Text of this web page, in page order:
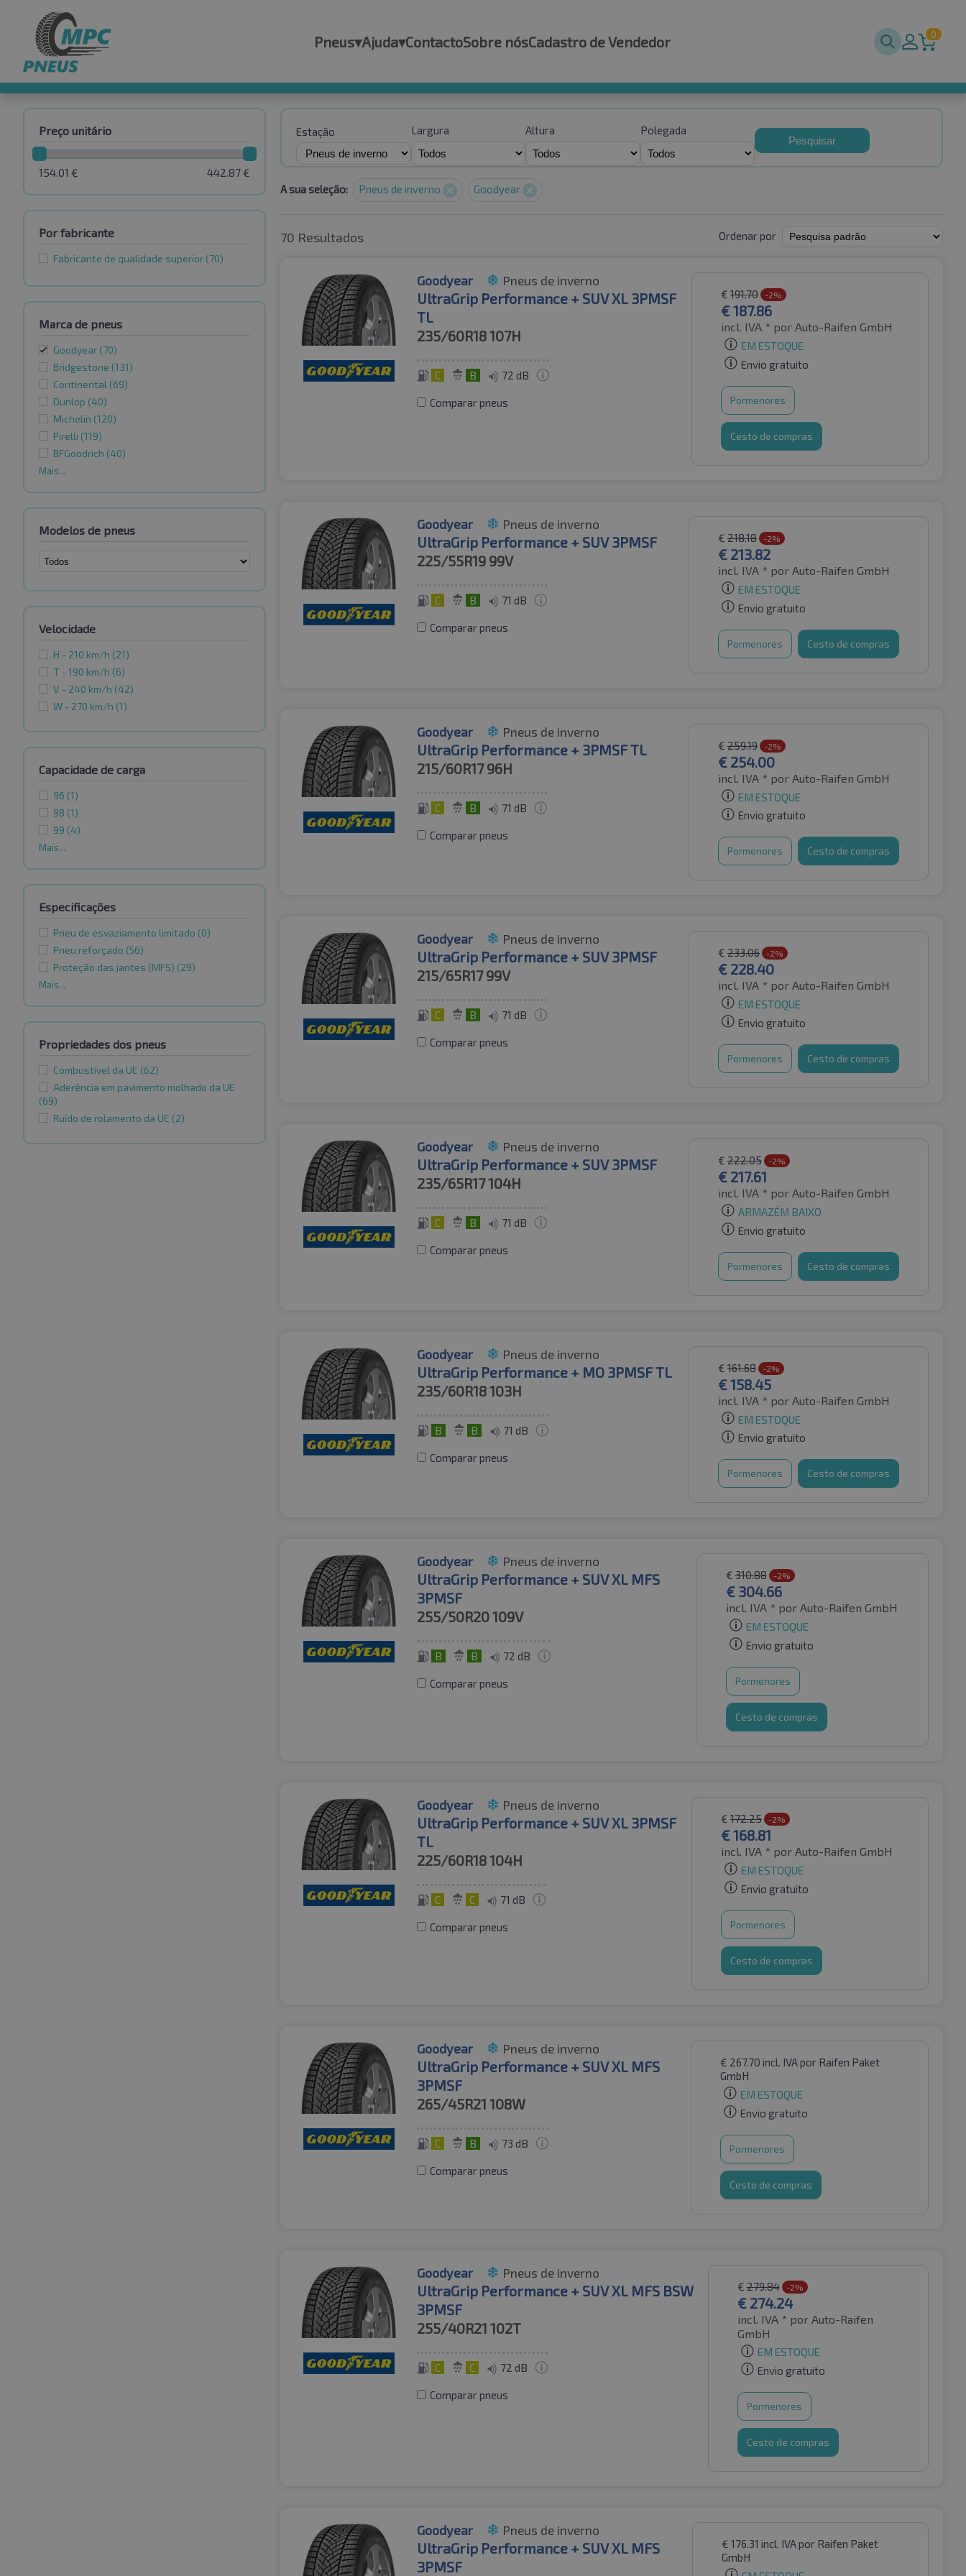
Pneus▾Ajuda▾ContactoSobre nósCadastro de Vendedor 0
Preço unitário
442.87 €
154.01 €
Por fabricante
Fabricante de qualidade superior (70)
Marca de pneus
Goodyear (70)
Bridgestone (131)
Continental (69)
Dunlop (40)
Michelin (120)
Pirelli (119)
BFGoodrich (40)
Mais...
Modelos de pneus
Velocidade
H - 210 km/h (21)
T - 190 km/h (6)
V - 240 km/h (42)
W - 270 km/h (1)
Capacidade de carga
96 (1)
98 (1)
99 (4)
Mais...
Especificações
Pneu de esvaziamento limitado (0)
Pneu reforçado (56)
Proteção das jantes (MFS) (29)
Mais...
Propriedades dos pneus
Combustível da UE (62)
Aderência em pavimento molhado da UE
(69)
Ruído de rolamento da UE (2)
Estação Largura Altura Polegada
Pesquisar
A sua seleção: Pneus de inverno Goodyear
70 Resultados Ordenar por
Goodyear Pneus de inverno
UltraGrip Performance + SUV XL 3PMSF
TL
235/60R18107H
C B 72 dB
Comparar pneus
€ 191.70 -2%
€187.86
incl. IVA * por Auto-Raifen GmbH
EM ESTOQUE
Envio gratuito
Pormenores
Cesto de compras
Goodyear Pneus de inverno
UltraGrip Performance + SUV 3PMSF
225/55R19 99V
C B 71 dB
Comparar pneus
€ 218.18 -2%
€ 213.82
incl. IVA * por Auto-Raifen GmbH
EM ESTOQUE
Envio gratuito
Pormenores Cesto de compras
Goodyear Pneus de inverno
UltraGrip Performance + 3PMSF TL
215/60R1796H
C B 71 dB
Comparar pneus
€ 259.19 -2%
€ 254.00
incl. IVA * por Auto-Raifen GmbH
EM ESTOQUE
Envio gratuito
Pormenores Cesto de compras
Goodyear Pneus de inverno
UltraGrip Performance + SUV 3PMSF
215/65R1799V
C B 71 dB
Comparar pneus
€ 233.06 -2%
€ 228.40
incl. IVA * por Auto-Raifen GmbH
EM ESTOQUE
Envio gratuito
Pormenores Cesto de compras
Goodyear Pneus de inverno
UltraGrip Performance + SUV 3PMSF
235/65R17104H
C B 71 dB
Comparar pneus
€ 222.05 -2%
€ 217.61
incl. IVA * por Auto-Raifen GmbH
ARMAZÉM BAIXO
Envio gratuito
Pormenores Cesto de compras
Goodyear Pneus de inverno
UltraGrip Performance + MO 3PMSF TL
235/60R18103H
B B 71 dB
Comparar pneus
€ 161.68 -2%
€158.45
incl. IVA * por Auto-Raifen GmbH
EM ESTOQUE
Envio gratuito
Pormenores Cesto de compras
Goodyear Pneus de inverno
UltraGrip Performance + SUV XL MFS
3PMSF
255/50R20109V
B B 72 dB
Comparar pneus
€310.88 -2%
€ 304.66
incl. IVA * por Auto-Raifen GmbH
EM ESTOQUE
Envio gratuito
Pormenores
Cesto de compras
Goodyear Pneus de inverno
UltraGrip Performance + SUV XL 3PMSF
TL
225/60R18104H
C C 71 dB
Comparar pneus
€ 172.25 -2%
€168.81
incl. IVA * por Auto-Raifen GmbH
EM ESTOQUE
Envio gratuito
Pormenores
Cesto de compras
Goodyear Pneus de inverno
UltraGrip Performance + SUV XL MFS
3PMSF
265/45R21 108W
C B 73 dB
Comparar pneus
€ 267.70 incl. IVApor Raifen Paket
GmbH
EM ESTOQUE
Envio gratuito
Pormenores
Cesto de compras
Goodyear Pneus de inverno
UltraGrip Performance + SUV XL MFS BSW
3PMSF
255/40R21 102T
C C 72 dB
Comparar pneus
€ 279.84 -2%
€ 274.24
incl. IVA * por Auto-Raifen
GmbH
EM ESTOQUE
Envio gratuito
Pormenores
Cesto de compras
Goodyear Pneus de inverno
UltraGrip Performance + SUV XL MFS
3PMSF
€ 176.31 incl. IVApor Raifen Paket
GmbH